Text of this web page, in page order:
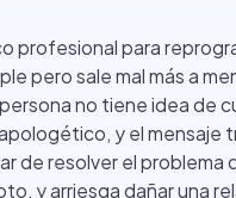
profesional para
pero sale mal más a
no tiene idea de
y el mensaje
de resolver el problema
y arriesga dañar una